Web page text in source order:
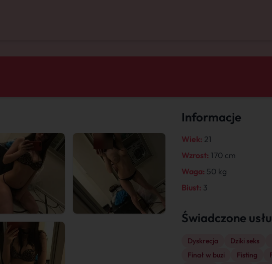
Informacje
Wiek: 21
Wzrost: 170 cm
Waga: 50 kg
Biust: 3
Świadczone
Dyskrecja Dziki seks
Finał w buzi
Fisting